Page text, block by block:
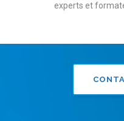
experts et